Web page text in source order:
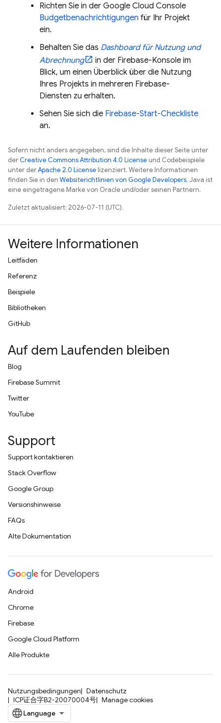
Richten Sie in der Google Cloud Console
Budgetbenachrichtigungen für Ihr Projekt
ein.
Behalten Sie das Dashboard für Nutzung und
Abrechnung
in der Firebase-Konsole im
Blick, um einen Überblick über die Nutzung
Ihres Projekts in mehreren Firebase-
Diensten zu erhalten.
Sehen Sie sich die Firebase-Start-Checkliste
an.
Sofern nicht anders angegeben, sind die Inhalte dieser Seite unter
derCreative Commons Attribution 4.0 License und Codebeispiele
unter derApache 2.0 License lizenziert. Weitere Informationen
finden Sie in den Websiterichtlinien von Google Developers. Java ist
eine eingetragene Marke von Oracle und/oder seinen Partnern.
Zuletzt aktualisiert: 2026-07-11 (UTC).
Weitere Informationen
Leitfäden
Referenz
Beispiele
Bibliotheken
GitHub
Auf dem Laufenden bleiben
Blog
Firebase Summit
Twitter
YouTube
Support
Support kontaktieren
Stack Overflow
Google Group
Versionshinweise
FAQs
Alte Dokumentation
Android
Chrome
Firebase
Google Cloud Platform
Alle Produkte
Nutzungsbedingungen
Datenschutz
ICP证合字B2-20070004号
Manage cookies